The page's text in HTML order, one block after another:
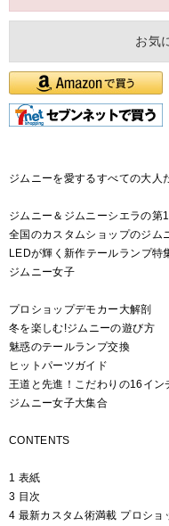
お気
ジムニーを愛するすべての大人
ジムニー＆ジムニーシエラの第
全国のカスタムショップのジム
LEDが輝く新作テールランプ特
ジムニー女子
プロショップデモカー大解剖
冬を楽しむ!ジムニーの遊び方
魅惑のテールランプ交換
ヒットパーツガイド
王道と先進！こだわりの16イン
ジムニー女子大集合
CONTENTS
1 表紙
3 目次
4 最新カスタム術満載 プロシ